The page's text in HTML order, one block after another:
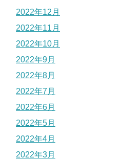
2022年12月
2022年11月
2022年10月
2022年9月
2022年8月
2022年7月
2022年6月
2022年5月
2022年4月
2022年3月